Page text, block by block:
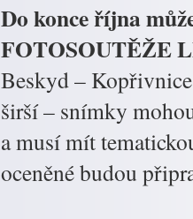
Do konce října
FOTOSOUTĚŽE
Beskyd –
širší – snímky
a musí mít
oceněné budou